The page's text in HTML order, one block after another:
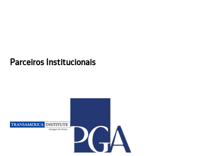
Parceiros Institucionais